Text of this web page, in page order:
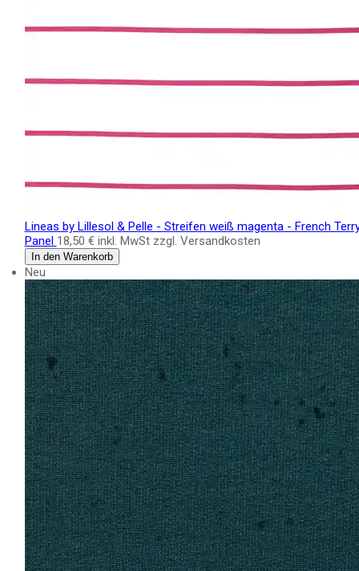
Lineas by Lillesol & Pelle - Streifen weiß magenta - French
Panel 18,50 € inkl. MwSt zzgl. Versandkosten
In den Warenkorb
Neu